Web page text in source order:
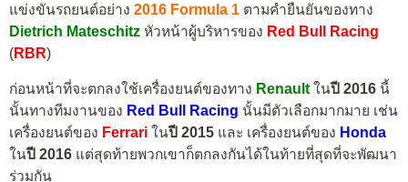
แข่งขันรถยนต์อย่าง 2016 Formula 1 ตามคำยืนยันของทาง
Dietrich Mateschitz หัวหน้าผู้บริหารของ Red Bull Racing
(RBR)
ก่อนหน้าที่จะตกลงใช้เครื่องยนต์ของทาง Renaultในปี 2016 นี้
นั้นทางทีมงานของ Red Bull Racing นั้นมีตัวเลือกมากมาย เช่น
เครื่องยนต์ของ Ferrari ในปี 2015 และ เครื่องยนต์ของ Honda
ในปี 2016 แต่สุดท้ายพวกเขาก็ตกลงกันได้ในท้ายที่สุดที่จะพัฒนา
ร่วมกัน